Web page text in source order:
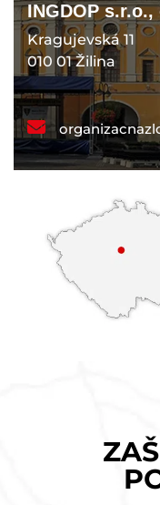
INGDOP
Kragujevská 11
010 01 Žilina